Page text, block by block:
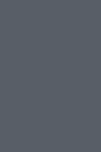
εμμηνόπαυση